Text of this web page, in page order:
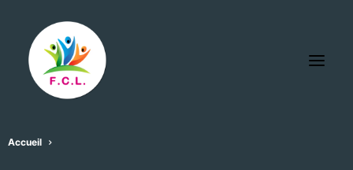
Accueil